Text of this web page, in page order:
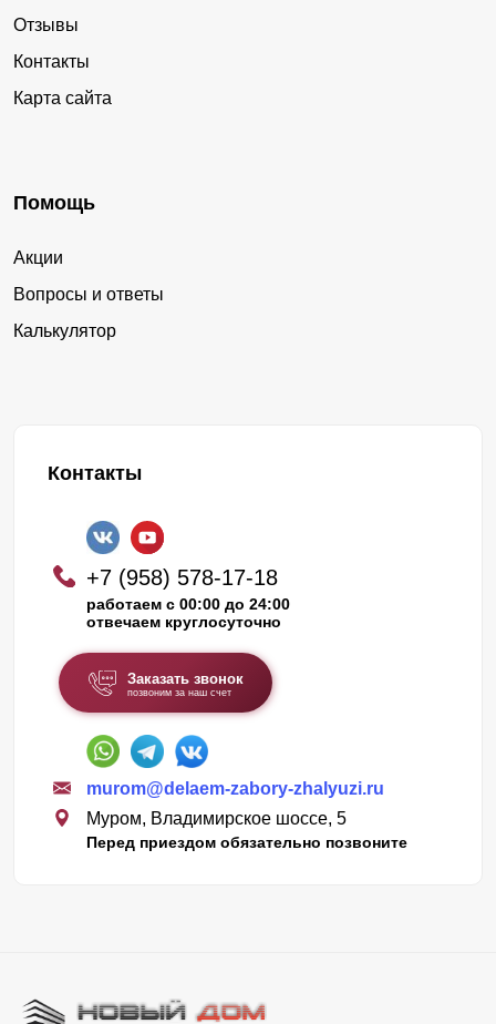
Отзывы
Контакты
Карта сайта
Помощь
Акции
Вопросы и ответы
Калькулятор
Контакты
+7 (958) 578-17-18
работаем с 00:00 до 24:00
отвечаем круглосуточно
Заказать звонок
позвоним за наш счет
murom@delaem-zabory-zhalyuzi.ru
Муром, Владимирское шоссе, 5
Перед приездом обязательно позвоните